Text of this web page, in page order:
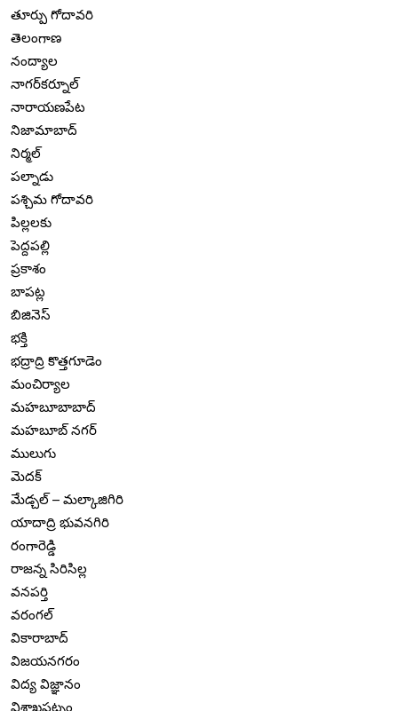
తూర్పు గోదావరి
తెలంగాణ
నంద్యాల
నాగర్‌కర్నూల్
నారాయణపేట
నిజామాబాద్
నిర్మల్
పల్నాడు
పశ్చిమ గోదావరి
పిల్లలకు
పెద్దపల్లి
ప్రకాశం
బాపట్ల
బిజినెస్
భక్తి
భద్రాద్రి కొత్తగూడెం
మంచిర్యాల
మహబూబాబాద్
మహబూబ్ నగర్
ములుగు
మెదక్
మేడ్చల్ – మల్కాజిగిరి
యాదాద్రి భువనగిరి
రంగారెడ్డి
రాజన్న సిరిసిల్ల
వనపర్తి
వరంగల్
వికారాబాద్
విజయనగరం
విద్య విజ్ఞానం
విశాఖపట్నం